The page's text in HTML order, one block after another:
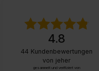
4.8
44 Kundenbewertungen
von jeher
gesammelt und verifiziert von